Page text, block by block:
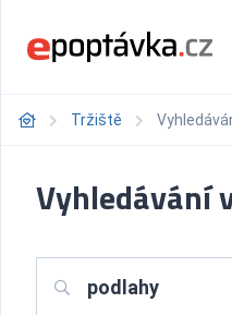
Tržiště
Vyhledávání